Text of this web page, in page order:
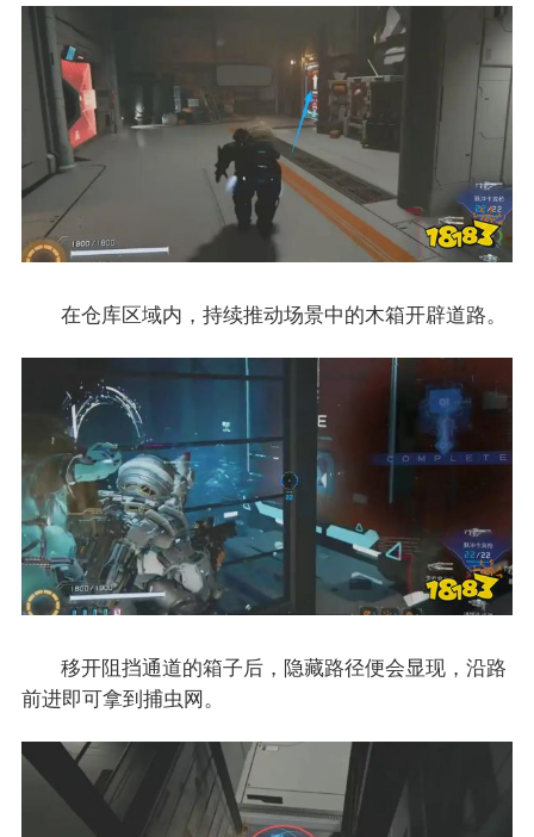
在仓库区域内，持续推动场景中的木箱开辟道路。
移开阻挡通道的箱子后，隐藏路径便会显现，沿路
前进即可拿到捕虫网。